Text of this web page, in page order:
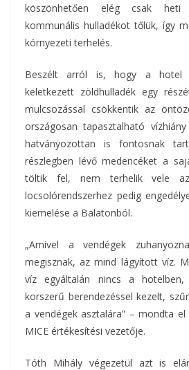
köszönhetően elég csak
kommunális hulladékot tőlük, így
környezeti terhelés.
Beszélt arról is, hogy a hotel
keletkezett zöldhulladék egy
mulcsozással csökkentik az
országosan tapasztalható
hatványozottan is fontosnak
részlegben lévő medencéket a
töltik fel, nem terhelik vele
locsolórendszerhez pedig
kiemelése a Balatonból.
„Amivel a vendégek
megisznak, az mind lágyított víz.
víz egyáltalán nincs a
korszerű berendezéssel kezelt,
a vendégek asztalára” – mondta
MICE értékesítési vezetője.
Tóth Mihály végezetül azt is